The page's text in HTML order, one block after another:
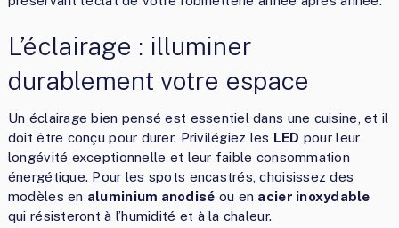
L’éclairage : illuminer
durablement votre espace
Un éclairage bien pensé est essentiel dans une cuisine, et il
doit être conçu pour durer. Privilégiez les LED pour leur
longévité exceptionnelle et leur faible consommation
énergétique. Pour les spots encastrés, choisissez des
modèles en aluminium anodisé ou en acier inoxydable
qui résisteront à l’humidité et à la chaleur.